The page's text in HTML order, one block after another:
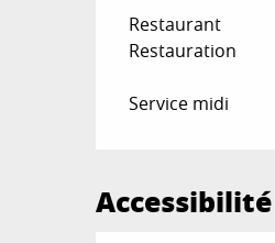
Restaurant
Restauration
Service midi
Accessibilité